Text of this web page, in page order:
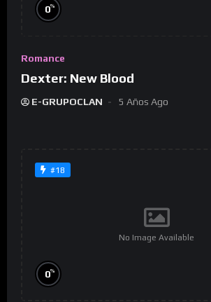
0%
Romance
Dexter: New Blood
E-GRUPOCLAN 5 Años Ago
#18
No Image Available
0%